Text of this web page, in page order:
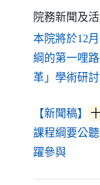
院務新聞及
本院將於12
綱的第一哩
革」學術研
【新聞稿】
課程綱要公
躍參與（另開